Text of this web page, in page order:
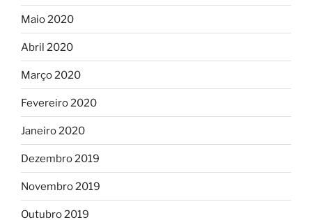
Maio 2020
Abril 2020
Março 2020
Fevereiro 2020
Janeiro 2020
Dezembro 2019
Novembro 2019
Outubro 2019